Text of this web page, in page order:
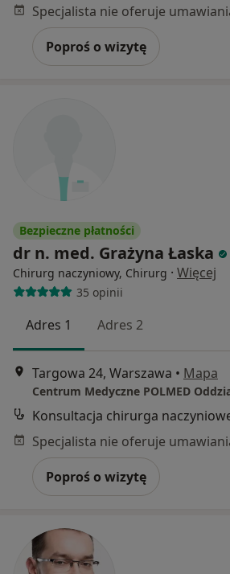
Poproś o wizytę
Bezpieczne płatności
dr n. med. Grażyna Łaska
Chirurg naczyniowy, Chirurg · Więcej
35 opinii
Adres 1 Adres 2
Targowa 24, Warszawa • Mapa
Centrum Medyczne POLMED
Konsultacja chirurga
Poproś o wizytę